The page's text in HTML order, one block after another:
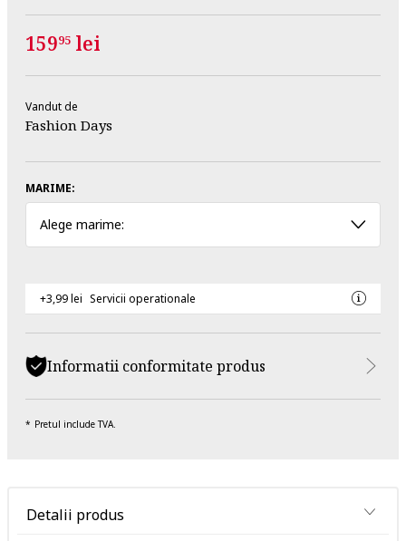
15995 lei
Vandut de
Fashion Days
MARIME:
Alege marime:
+3,99 lei Servicii operationale
Informatii conformitate produs
Pretul include TVA.
Detalii produs